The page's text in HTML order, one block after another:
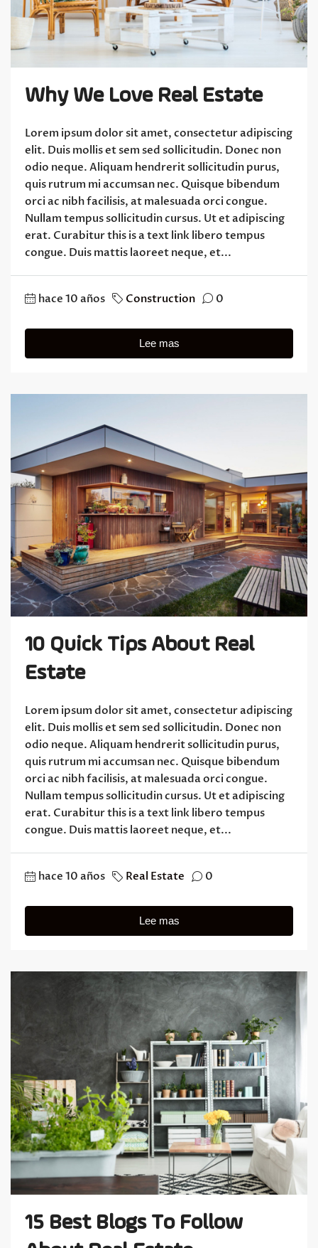
Why We Love Real Estate
Lorem ipsum dolor sit amet, consectetur adipiscing
elit. Duis mollis et sem sed sollicitudin. Donec non
odio neque. Aliquam hendrerit sollicitudin purus,
quis rutrum mi accumsan nec. Quisque bibendum
orci ac nibh facilisis, at malesuada orci congue.
Nullam tempus sollicitudin cursus. Ut et adipiscing
erat. Curabitur this is a text link libero tempus
congue. Duis mattis laoreet neque, et...
hace 10 años Construction 0
Lee mas
10 Quick Tips About Real
Estate
Lorem ipsum dolor sit amet, consectetur adipiscing
elit. Duis mollis et sem sed sollicitudin. Donec non
odio neque. Aliquam hendrerit sollicitudin purus,
quis rutrum mi accumsan nec. Quisque bibendum
orci ac nibh facilisis, at malesuada orci congue.
Nullam tempus sollicitudin cursus. Ut et adipiscing
erat. Curabitur this is a text link libero tempus
congue. Duis mattis laoreet neque, et...
hace 10 años Real Estate 0
Lee mas
15 Best Blogs To Follow